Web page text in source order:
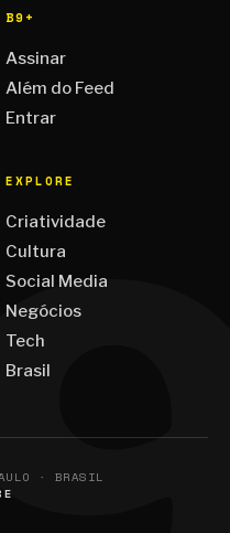
B9+
Assinar
Além do Feed
Entrar
EXPLORE
Criatividade
Cultura
Social Media
Negócios
Tech
Brasil
· BRASIL